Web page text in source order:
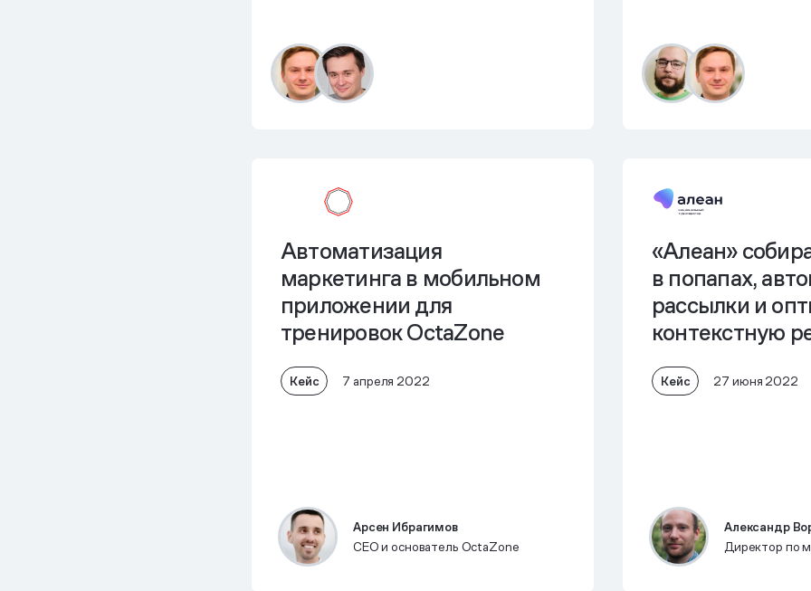
Автоматизация
маркетинга в мобильном
приложении для
тренировок OctaZone
Кейс 7 апреля 2022
Арсен Ибрагимов
CEO и основатель OctaZone
«Алеан»
в попапах,
рассылки и
контекстную
Кейс 27 июня 2022
Александр
Директор по